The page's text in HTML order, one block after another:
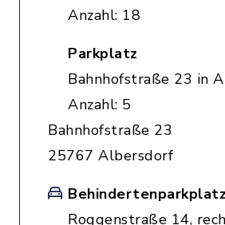
Anzahl: 18
Parkplatz
Bahnhofstraße 23 in
Anzahl: 5
Bahnhofstraße 23
25767 Albersdorf
Behindertenparkplatz
Roggenstraße 14,